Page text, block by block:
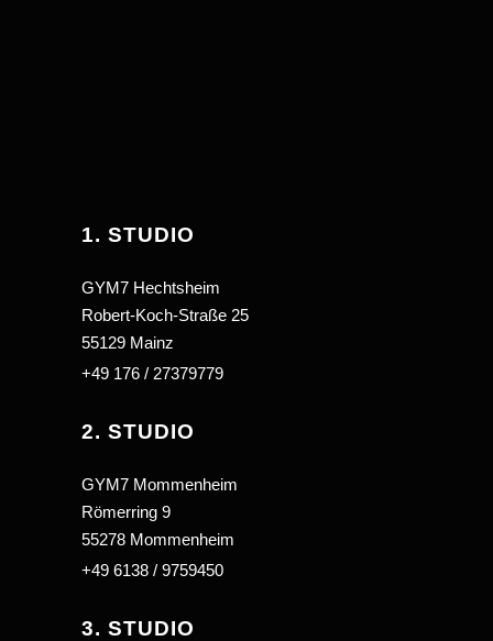
1. STUDIO
GYM7 Hechtsheim
Robert-Koch-Straße 25
55129 Mainz
+49 176 / 27379779
2. STUDIO
GYM7 Mommenheim
Römerring 9
55278 Mommenheim
+49 6138 / 9759450
3. STUDIO